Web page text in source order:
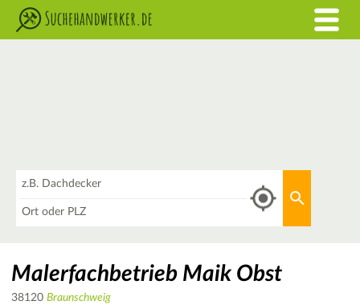
Malerfachbetrieb Maik Obst
38120 Braunschweig